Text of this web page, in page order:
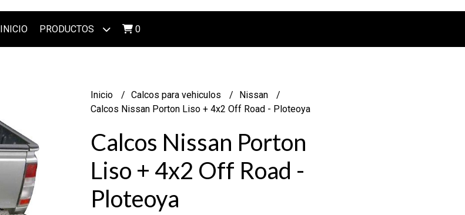
INICIO PRODUCTOS 0
Inicio Calcos para vehiculos
Nissan
Calcos Nissan Porton Liso + 4x2 Off Road - Ploteoya
Calcos Nissan Porton
Liso + 4x2 Off Road -
Ploteoya